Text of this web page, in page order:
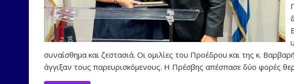
συναίσθημα και ζεστασιά. Οι ομιλίες του Προέδρου και της κ.
άγγιξαν τους παρευρισκόμενους. Η Πρέσβης απέσπασε δύο φορές